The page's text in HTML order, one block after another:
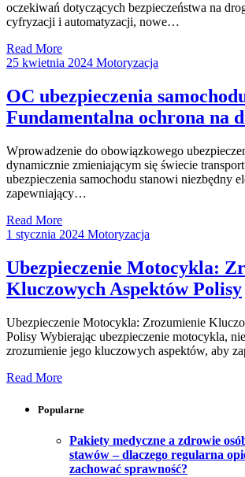
oczekiwań dotyczących bezpieczeństwa na
cyfryzacji i automatyzacji, nowe…
Read More
25 kwietnia 2024 Motoryzacja
OC ubezpieczenia
Fundamentalna ochrona na
Wprowadzenie do obowiązkowego
dynamicznie zmieniającym się świecie
ubezpieczenia samochodu stanowi niezbędny
zapewniający…
Read More
1 stycznia 2024 Motoryzacja
Ubezpieczenie Motocykla:
Kluczowych Aspektów Polisy
Ubezpieczenie Motocykla: Zrozumienie
Polisy Wybierając ubezpieczenie motocykla,
zrozumienie jego kluczowych aspektów, aby
Read More
Popularne
Pakiety medyczne a zdrowie
stawów – dlaczego regularna
zachować sprawność?